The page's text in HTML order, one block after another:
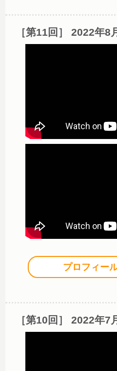
［第11回］ 2022年8
プロフィー
［第10回］ 2022年7